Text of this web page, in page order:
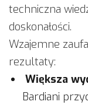
techniczna
doskonałości.
Wzajemne
rezultaty:
Większa
Bardiani